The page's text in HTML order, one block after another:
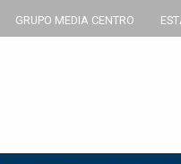
GRUPO MEDIA CENTRO